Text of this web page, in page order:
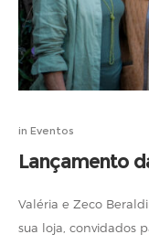
in Eventos
Lançamento
Valéria e Zeco
sua loja, convidados